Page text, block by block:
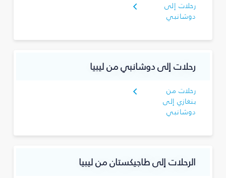
رحلات إلى
دوشانبي
رحلات إلى دوشانبي من ليبيا
رحلات من
بنغازي إلى
دوشانبي
الرحلات إلى طاجيكستان من ليبيا